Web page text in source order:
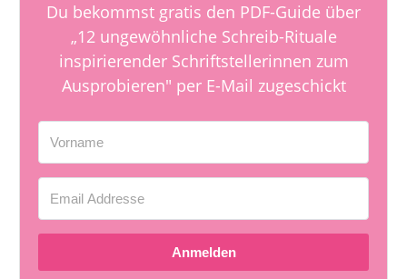
Du bekommst gratis den PDF-Guide über
„12 ungewöhnliche Schreib-Rituale
inspirierender Schriftstellerinnen zum
Ausprobieren" per E-Mail zugeschickt
Anmelden